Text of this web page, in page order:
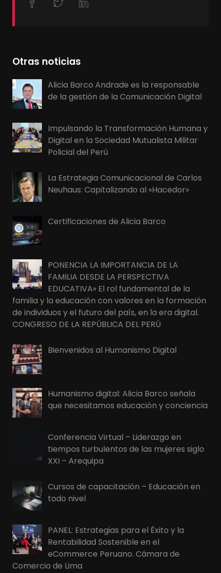
Otras noticias
Alicia Barco Andrade es la responsable
de la gestión de la Comunicación Digital
Impulsando la Transformación Humana y
Digital en la Sociedad Mutualista Militar
Policial del Perú
La Estrategia Comunicacional de Carlos
Neuhaus: Capitalizando al «Hacedor»
Certificaciones de Alicia Barco
PONENCIA LA IMPORTANCIA DE LA
FAMILIA DESDE LA PERSPECTIVA
EDUCATIVA» El rol fundamental de la
familia y la educación con valores en la formación
de individuos y el futuro del país, en la era digital.
CONGRESO DE LA REPÚBLICA DEL PERÚ
Bienvenidos al Humanismo Digital
Humanismo digital: Alicia Barco señala
que necesitamos educación y conciencia
Conferencia Virtual – Liderazgo en
tiempos turbulentos de las mujeres siglo
XXI – Arequipa
Cursos de capacitación – Educación en
todo nivel
PANEL: Estrategias para el Éxito y la
Rentabilidad Sostenible en el
eCommerce Peruano. Cámara de
Comercio de Lima